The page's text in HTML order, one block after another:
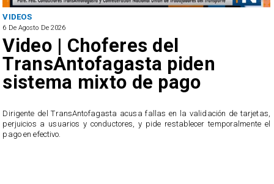
del
piden
de pago
acusa fallas en la validación de tarjetas,
y pide restablecer temporalmente el
reclamos